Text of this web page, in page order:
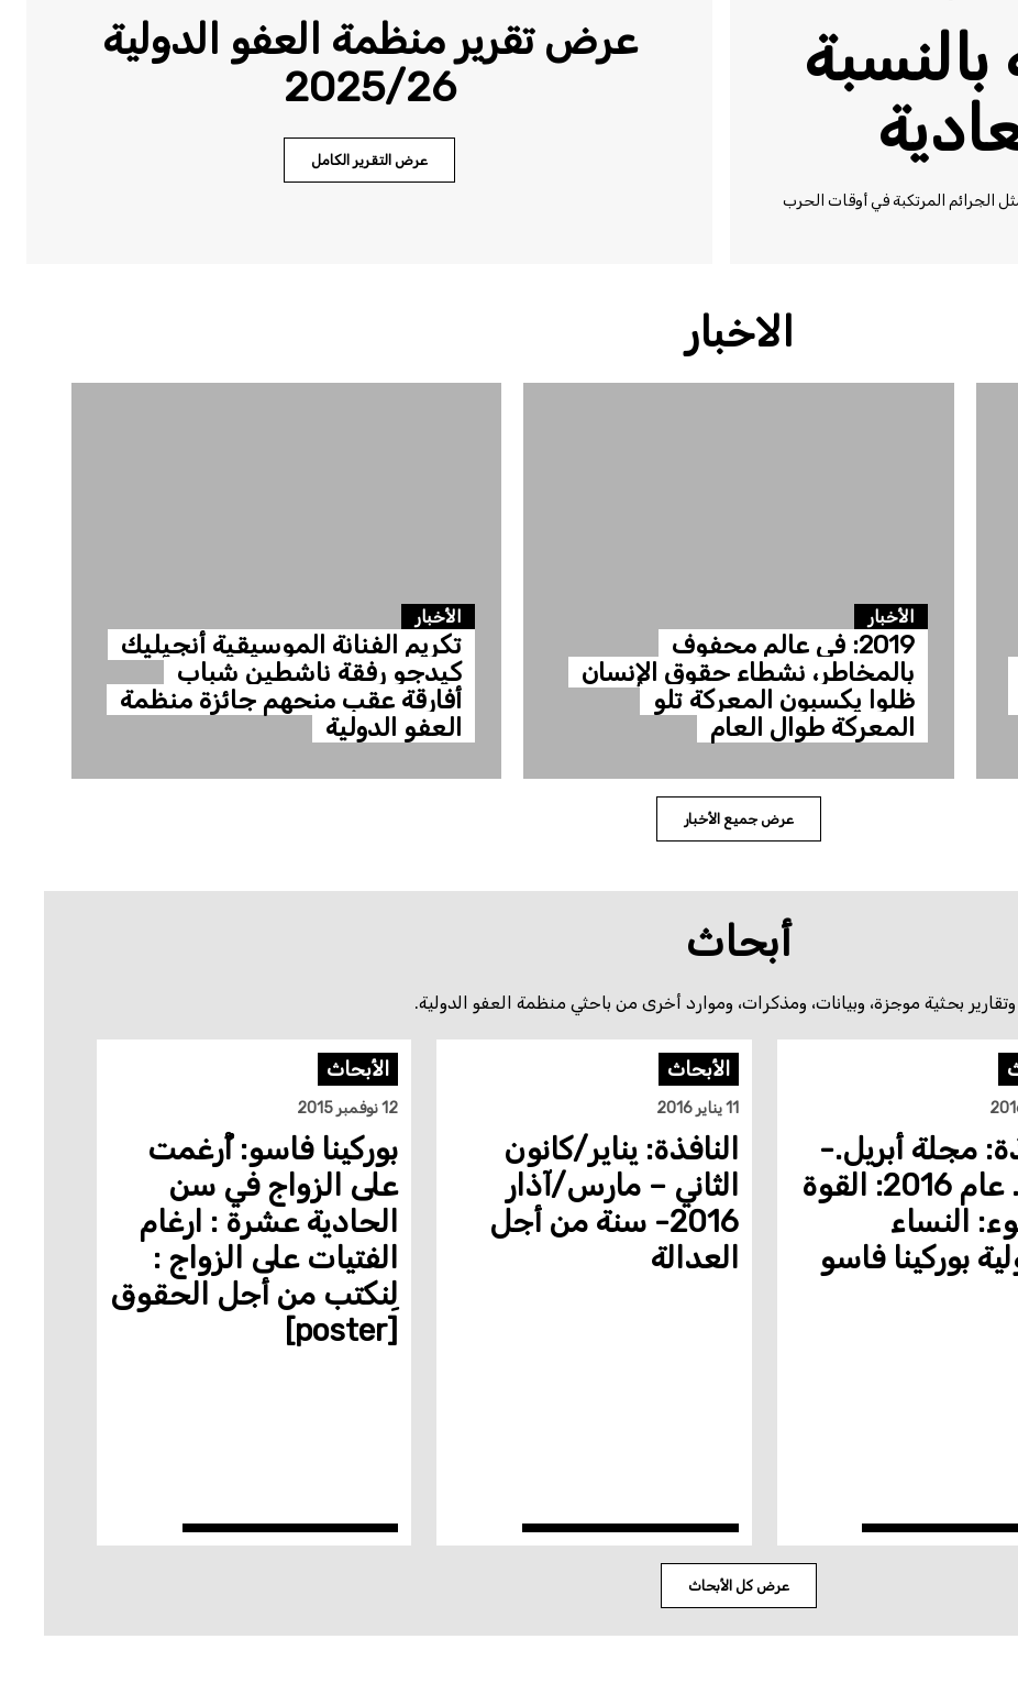
بالنسبة
الجرائم المرتكبة في أوقات الحرب
عرض تقرير منظمة العفو الدولية
2025/26
عرض التقرير الكامل
الاخبار
الأخبار
2019: في عالم محفوف
بالمخاطر، نشطاء حقوق الإنسان
ظلوا يكسبون المعركة تلو
المعركة طوال العام
الأخبار
تكريم الفنانة الموسيقية أنجيليك
كيدجو رفقة ناشطين شباب
أفارقة عقب منحهم جائزة منظمة
العفو الدولية
عرض جميع الأخبار
أبحاث
وتقارير بحثية موجزة، وبيانات، ومذكرات، وموارد أخرى من باحثي منظمة العفو الدولية.
مجلة أبريل.-
يونيو. عام 2016: القوة
النساء
بوركينا فاسو
الأبحاث
11 يناير 2016
النافذة: يناير/كانون
الثاني – مارس/آذار
2016- سنة من أجل
العدالة
الأبحاث
12 نوفمبر 2015
بوركينا فاسو: أُرغمت
على الزواج في سن
الحادية عشرة : ارغام
الفتيات على الزواج :
لِنكتب من أجل الحقوق
[poster]
عرض كل الأبحاث